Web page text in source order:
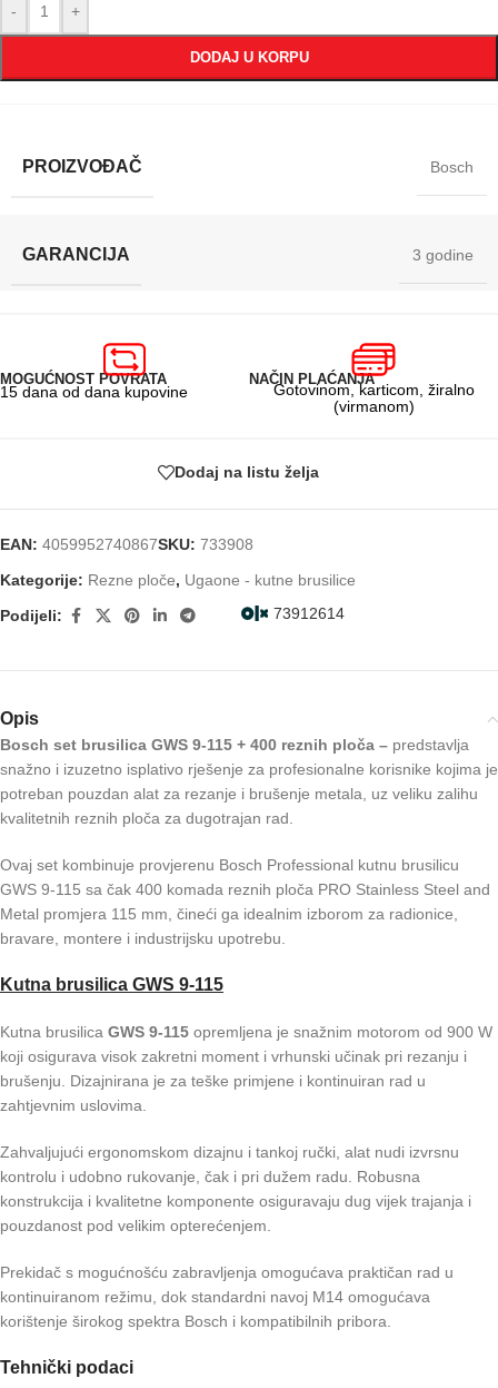
- +
DODAJ U KORPU
PROIZVOĐAČ Bosch
GARANCIJA 3 godine
MOGUĆNOST POVRATA
15 dana od dana kupovine
NAČIN PLAĆANJA
Gotovinom, karticom, žiralno
(virmanom)
Dodaj na listu želja
EAN: 4059952740867SKU: 733908
Kategorije: Rezne ploče, Ugaone - kutne brusilice
73912614
Podijeli:
Opis
Bosch set brusilica GWS 9-115 + 400 reznih ploča – predstavlja
snažno i izuzetno isplativo rješenje za profesionalne korisnike kojima je
potreban pouzdan alat za rezanje i brušenje metala, uz veliku zalihu
kvalitetnih reznih ploča za dugotrajan rad.
Ovaj set kombinuje provjerenu Bosch Professional kutnu brusilicu
GWS 9-115 sa čak 400 komada reznih ploča PRO Stainless Steel and
Metal promjera 115 mm, čineći ga idealnim izborom za radionice,
bravare, montere i industrijsku upotrebu.
Kutna brusilica GWS 9-115
Kutna brusilica GWS 9-115 opremljena je snažnim motorom od 900 W
koji osigurava visok zakretni moment i vrhunski učinak pri rezanju i
brušenju. Dizajnirana je za teške primjene i kontinuiran rad u
zahtjevnim uslovima.
Zahvaljujući ergonomskom dizajnu i tankoj ručki, alat nudi izvrsnu
kontrolu i udobno rukovanje, čak i pri dužem radu. Robusna
konstrukcija i kvalitetne komponente osiguravaju dug vijek trajanja i
pouzdanost pod velikim opterećenjem.
Prekidač s mogućnošću zabravljenja omogućava praktičan rad u
kontinuiranom režimu, dok standardni navoj M14 omogućava
korištenje širokog spektra Bosch i kompatibilnih pribora.
Tehnički podaci